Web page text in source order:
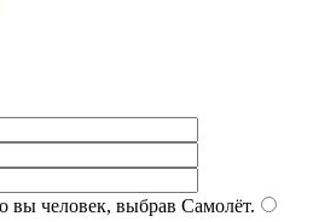
вы человек, выбрав Самолёт.